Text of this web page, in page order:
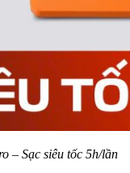
– Sạc siêu tốc 5h/lần